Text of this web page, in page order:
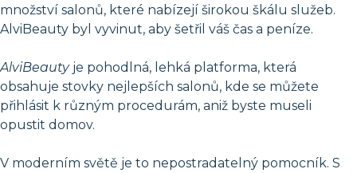
množství salonů, které nabízejí širokou škálu služeb.
AlviBeauty byl vyvinut, aby šetřil váš čas a peníze.
AlviBeautyje pohodlná, lehká platforma, která
obsahuje stovky nejlepších salonů, kde se můžete
přihlásit k různým procedurám, aniž byste museli
opustit domov.
V moderním světě je to nepostradatelný pomocník. S